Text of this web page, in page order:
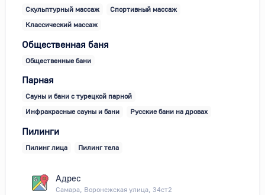
Скульптурный массаж
Спортивный массаж
Классический массаж
Общественная баня
Общественные бани
Парная
Сауны и бани с турецкой парной
Инфракрасные сауны и бани
Русские бани на дровах
Пилинги
Пилинг лица Пилинг тела
Адрес
Самара, Воронежская улица, 34ст2